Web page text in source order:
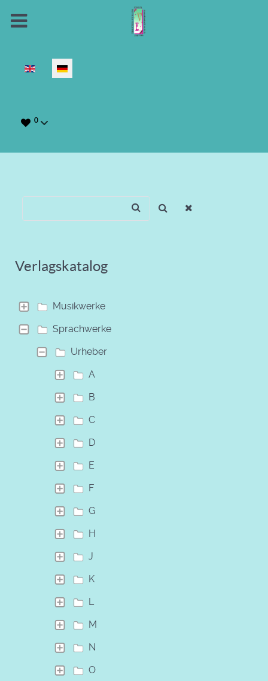
Sprache auswählen
0
Verlagskatalog
Musikwerke
Sprachwerke
Urheber
A
B
C
D
E
F
G
H
J
K
L
M
N
O